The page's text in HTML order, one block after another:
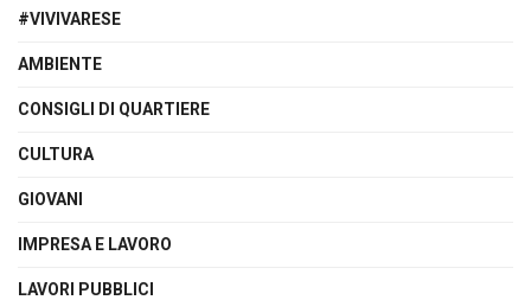
#VIVIVARESE
AMBIENTE
CONSIGLI DI QUARTIERE
CULTURA
GIOVANI
IMPRESA E LAVORO
LAVORI PUBBLICI